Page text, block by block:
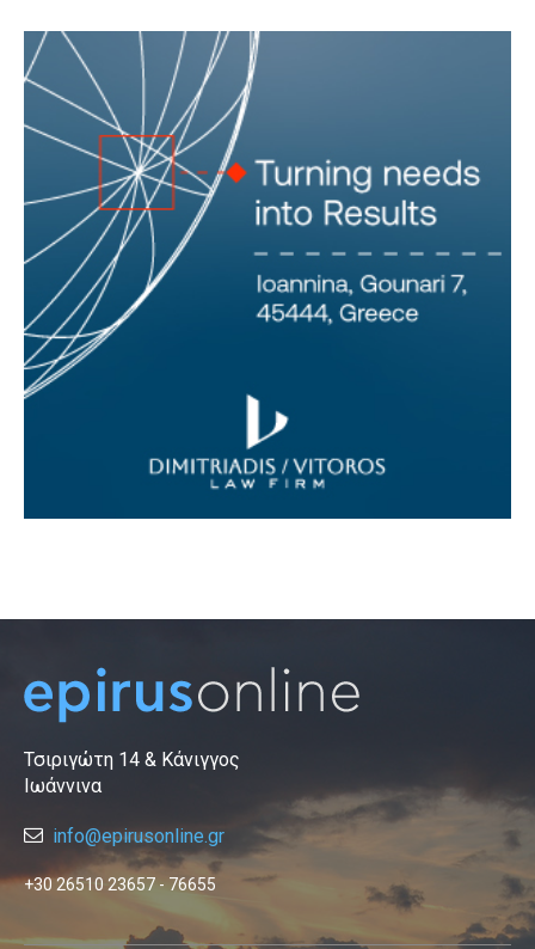
Τσιριγώτη 14 & Κάνιγγος
Ιωάννινα
info@epirusonline.gr
+30 26510 23657 - 76655